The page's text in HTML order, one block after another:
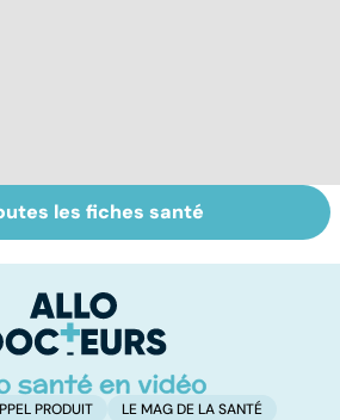
Tout savoir sur
les infections
les fiches santé
PRODUIT LE MAG DE LA SANTÉ